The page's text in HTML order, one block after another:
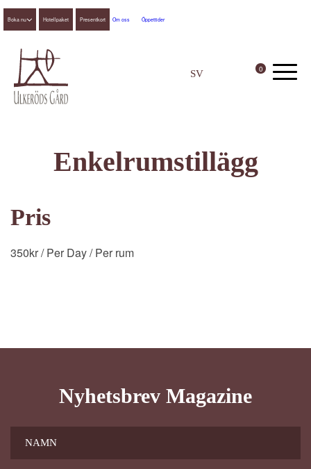
0
Boka nu Hotellpaket Presentkort Om oss Öppettider
SV
Enkelrumstillägg
Pris
350kr/ Per Day/ Per rum
Nyhetsbrev Magazine